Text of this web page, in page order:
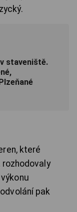
staveniště.
které
pak